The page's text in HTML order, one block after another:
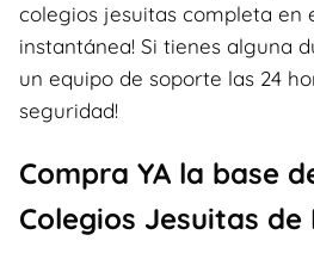
colegios jesuitas completa en
instantánea! Si tienes alguna
un equipo de soporte las 24
seguridad!
Compra YA la base
Colegios Jesuitas de